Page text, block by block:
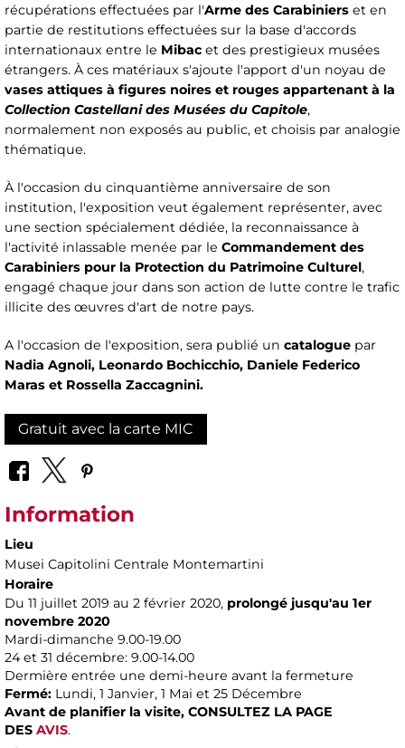
récupérations effectuées par l'Arme des Carabiniers et en
partie de restitutions effectuées sur la base d'accords
internationaux entre le Mibac et des prestigieux musées
étrangers. À ces matériaux s'ajoute l'apport d'un noyau de
vases attiques à figures noires et rouges appartenant à la
Collection Castellani des Musées du Capitole,
normalement non exposés au public, et choisis par analogie
thématique.
À l'occasion du cinquantième anniversaire de son
institution, l'exposition veut également représenter, avec
une section spécialement dédiée, la reconnaissance à
l'activité inlassable menée par le Commandement des
Carabiniers pour la Protection du Patrimoine Culturel,
engagé chaque jour dans son action de lutte contre le trafic
illicite des œuvres d'art de notre pays.
A l'occasion de l'exposition, sera publié un catalogue par
Nadia Agnoli, Leonardo Bochicchio, Daniele Federico
Maras et Rossella Zaccagnini.
Gratuit avec la carte MIC
Information
Lieu
Musei Capitolini Centrale Montemartini
Horaire
Du 11 juillet 2019 au 2 février 2020, prolongé jusqu'au 1er
novembre 2020​
Mardi-dimanche 9.00-19.00
24 et 31 décembre: 9.00-14.00
Dermière entrée une demi-heure avant la fermeture
Fermé: Lundi, 1 Janvier, 1 Mai et 25 Décembre
Avant de planifier la visite, CONSULTEZ LA PAGE
DES AVIS.